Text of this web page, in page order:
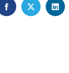
FACEBOOKTWITTER